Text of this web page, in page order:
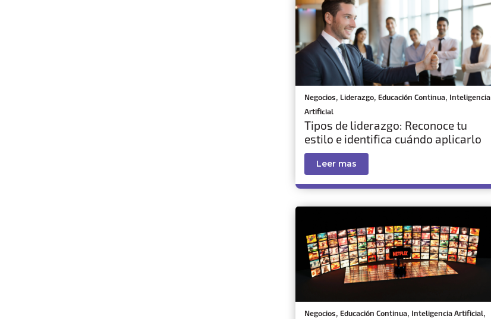
Negocios, Liderazgo, Educación Continua, Inteligencia
Artificial
Tipos de liderazgo: Reconoce tu
estilo e identifica cuándo aplicarlo
Leer mas
Negocios, Educación Continua, Inteligencia Artificial,